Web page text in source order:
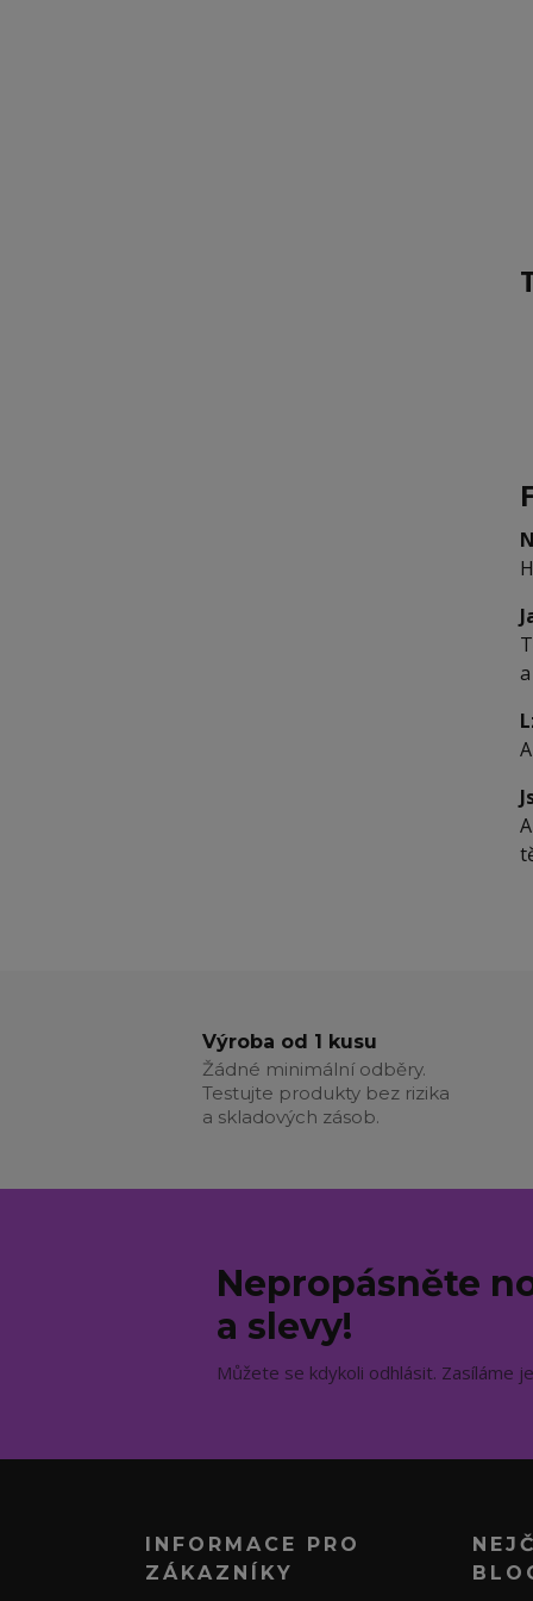
Výroba od 1 kusu
Žádné minimální odběry.
Testujte produkty bez rizika
a skladových zásob.
Nepropásněte
a slevy!
Můžete se kdykoli odhlásit. Zasíláme
INFORMACE PRO
ZÁKAZNÍKY